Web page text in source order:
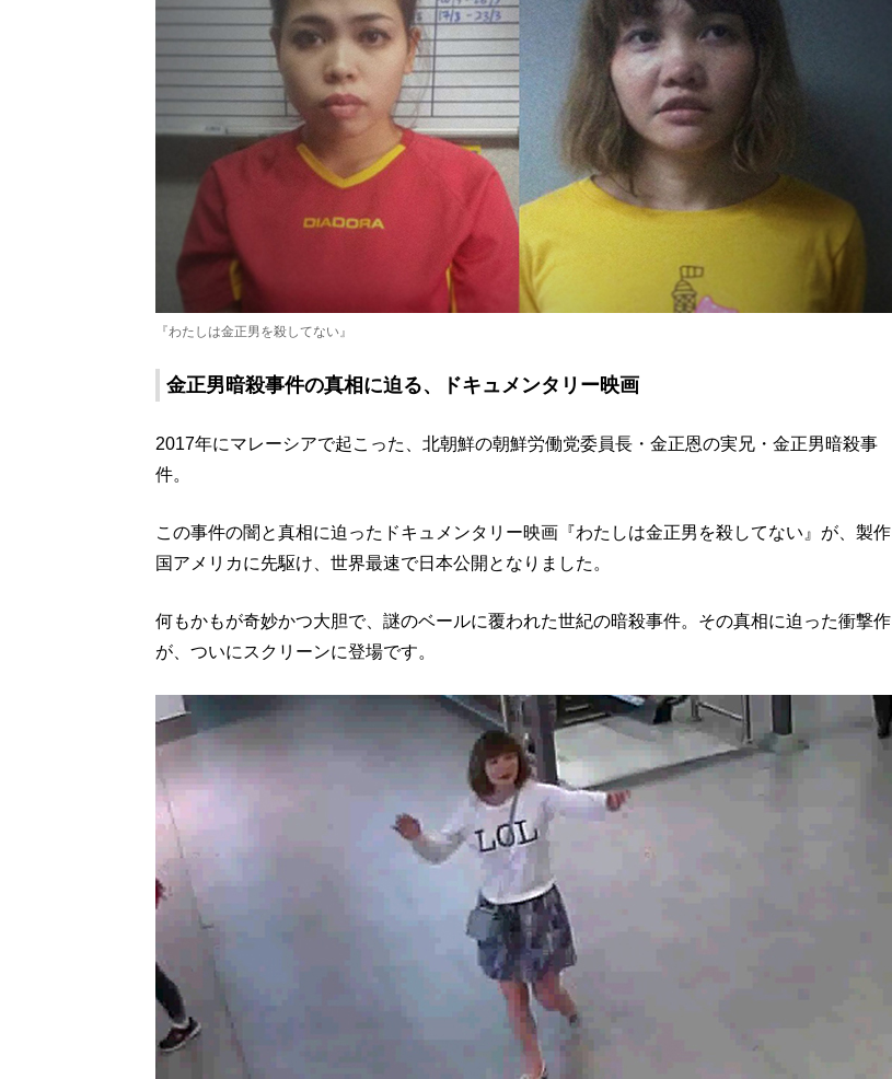
『わたしは金正男を殺してない』
金正男暗殺事件の真相に迫る、ドキュメンタリー映画
2017年にマレーシアで起こった、北朝鮮の朝鮮労働党委員長・金正恩の実兄・金正男暗殺事
件。
この事件の闇と真相に迫ったドキュメンタリー映画『わたしは金正男を殺してない』が、製作
国アメリカに先駆け、世界最速で日本公開となりました。
何もかもが奇妙かつ大胆で、謎のベールに覆われた世紀の暗殺事件。その真相に迫った衝撃作
が、ついにスクリーンに登場です。